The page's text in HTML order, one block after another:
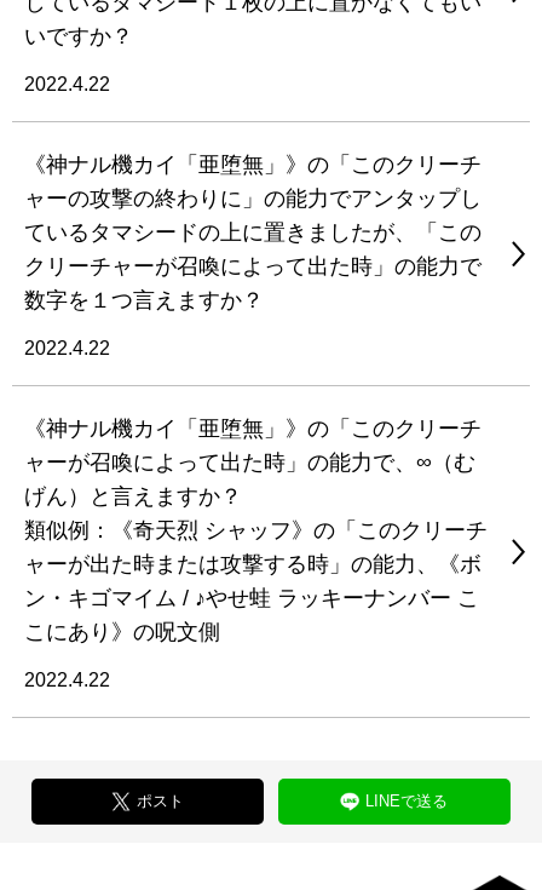
いですか？
2022.4.22
《神ナル機カイ「亜堕無」》の「このクリーチ
ャーの攻撃の終わりに」の能力でアンタップし
ているタマシードの上に置きましたが、「この
クリーチャーが召喚によって出た時」の能力で
数字を１つ言えますか？
2022.4.22
《神ナル機カイ「亜堕無」》の「このクリーチ
ャーが召喚によって出た時」の能力で、∞（む
げん）と言えますか？
類似例：《奇天烈 シャッフ》の「このクリーチ
ャーが出た時または攻撃する時」の能力、《ボ
ン・キゴマイム / ♪やせ蛙 ラッキーナンバー こ
こにあり》の呪文側
2022.4.22
ポスト LINEで送る